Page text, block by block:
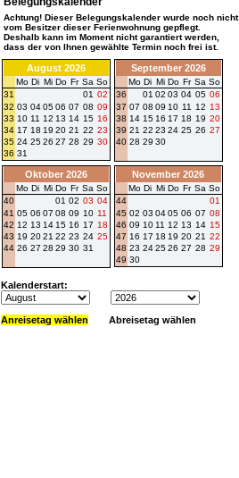
Achtung! Dieser Belegungskalender wurde noch nicht
vom Besitzer dieser Ferienwohnung gepflegt.
Deshalb kann im Moment nicht garantiert werden,
dass der von Ihnen gewählte Termin noch frei ist.
August 2026
Mo Di Mi Do Fr Sa So
31
01 02
32 03 04 05 06 07 08 09
33 10 11 12 13 14 15 16
34 17 18 19 20 21 22 23
35 24 25 26 27 28 29 30
36 31
September 2026
Mo Di Mi Do Fr Sa So
36
01 02 03 04 05 06
37 07 08 09 10 11 12 13
38 14 15 16 17 18 19 20
39 21 22 23 24 25 26 27
40 28 29 30
Oktober 2026
Mo Di Mi Do Fr Sa So
40
01 02 03 04
41 05 06 07 08 09 10 11
42 12 13 14 15 16 17 18
43 19 20 21 22 23 24 25
44 26 27 28 29 30 31
November 2026
Mo Di Mi Do Fr Sa So
44
01
45 02 03 04 05 06 07 08
46 09 10 11 12 13 14 15
47 16 17 18 19 20 21 22
48 23 24 25 26 27 28 29
49 30
Kalenderstart:
Anreisetag wählen Abreisetag wählen